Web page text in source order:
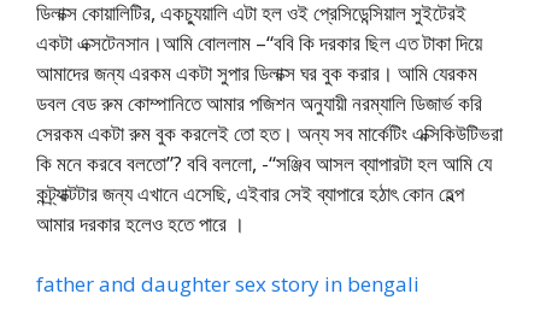
ডিলাক্স কোয়ালিটির, একচ্যুয়ালি এটা হল ওই প্রেসিডেন্সিয়াল সুইটেরই
একটা এক্সটেনসান।আমি বোললাম –“ববি কি দরকার ছিল এত টাকা দিয়ে
আমাদের জন্য এরকম একটা সুপার ডিলাক্স ঘর বুক করার। আমি যেরকম
ডবল বেড রুম কোম্পানিতে আমার পজিশন অনুযায়ী নরম্যালি ডিজার্ভ করি
সেরকম একটা রুম বুক করলেই তো হত। অন্য সব মার্কেটিং এক্সিকিউটিভরা
কি মনে করবে বলতো”? ববি বললো, -“সঞ্জিব আসল ব্যাপারটা হল আমি যে
কন্ট্র্যাক্টটার জন্য এখানে এসেছি, এইবার সেই ব্যাপারে হঠাৎ কোন হেল্প
আমার দরকার হলেও হতে পারে ।
father and daughter sex story in bengali